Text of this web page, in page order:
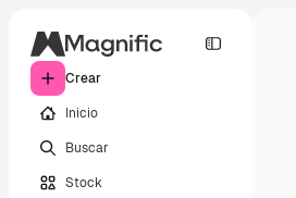
Crear
Inicio
Buscar
Stock